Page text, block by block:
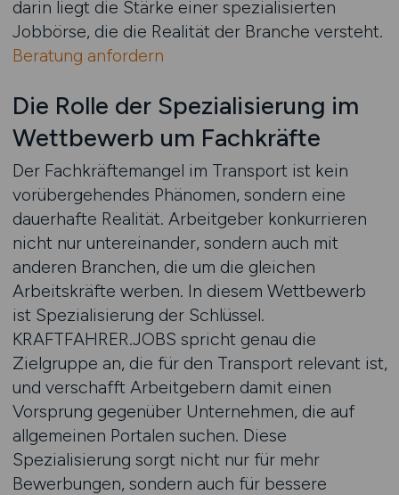
darin liegt die Stärke einer spezialisierten
Jobbörse, die die Realität der Branche versteht.
Beratung anfordern
Die Rolle der Spezialisierung im
Wettbewerb um Fachkräfte
Der Fachkräftemangel im Transport ist kein
vorübergehendes Phänomen, sondern eine
dauerhafte Realität. Arbeitgeber konkurrieren
nicht nur untereinander, sondern auch mit
anderen Branchen, die um die gleichen
Arbeitskräfte werben. In diesem Wettbewerb
ist Spezialisierung der Schlüssel.
KRAFTFAHRER.JOBS spricht genau die
Zielgruppe an, die für den Transport relevant ist,
und verschafft Arbeitgebern damit einen
Vorsprung gegenüber Unternehmen, die auf
allgemeinen Portalen suchen. Diese
Spezialisierung sorgt nicht nur für mehr
Bewerbungen, sondern auch für bessere